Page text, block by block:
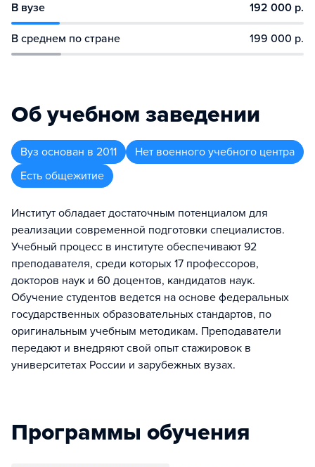
В вузе 192 000 р.
В среднем по стране 199 000 р.
Об учебном заведении
Вуз основан в 2011
Нет военного учебного центра
Есть общежитие
Институт обладает достаточным потенциалом для
реализации современной подготовки специалистов.
Учебный процесс в институте обеспечивают 92
преподавателя, среди которых 17 профессоров,
докторов наук и 60 доцентов, кандидатов наук.
Обучение студентов ведется на основе федеральных
государственных образовательных стандартов, по
оригинальным учебным методикам. Преподаватели
передают и внедряют свой опыт стажировок в
университетах России и зарубежных вузах.
Программы обучения